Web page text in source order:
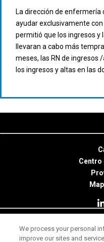
La dirección de
ayudar exclusivamente
permitió que los ingresos y
llevaran a cabo más
meses, las RN de ingresos
los ingresos y altas en las
Centro
© 2026 Minitab,
We process your personal
improve our sites and